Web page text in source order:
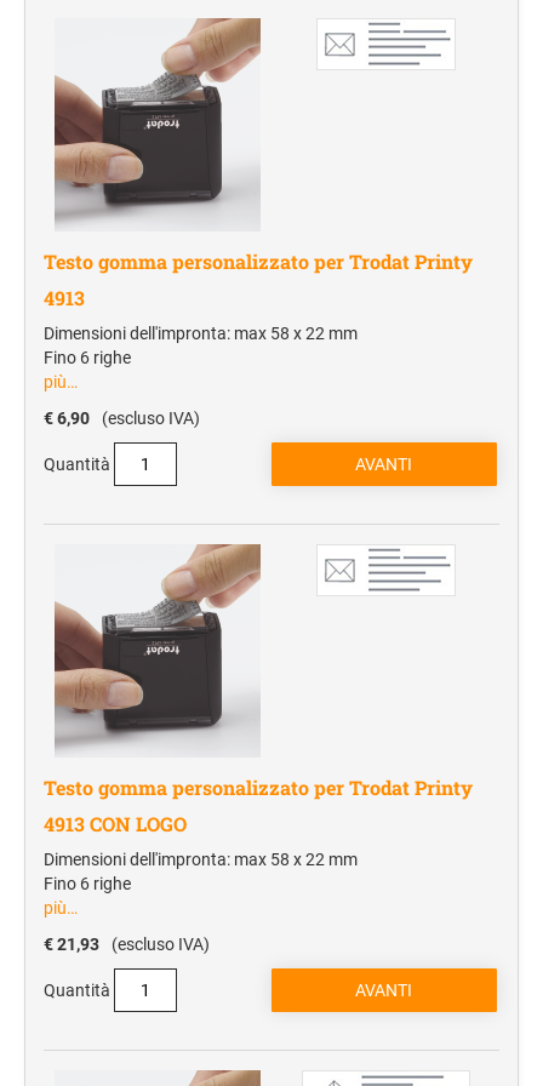
OMBRELLI ED IMPERMEABILI
Ombrelli Maxi
ACCESSORI AUTO E DOCUMENTI
Accessori
ANODIZZATO
TARGHE STAMPATE IN PLEXIGLASS
Testo gomma personalizzato per Trodat Printy
4913
Dimensioni dell'impronta: max 58 x 22 mm
Fino 6 righe
più…
€ 6,90
(escluso IVA)
Quantità
Testo gomma personalizzato per Trodat Printy
4913 CON LOGO
Dimensioni dell'impronta: max 58 x 22 mm
Fino 6 righe
più…
€ 21,93
(escluso IVA)
Quantità